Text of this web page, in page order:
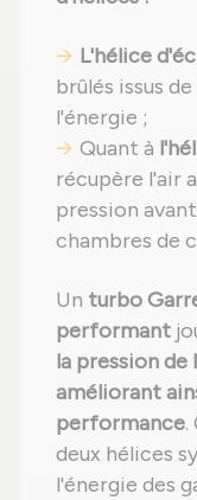
L'hélice
brûlés issus
l'énergie ;
Quant à
récupère l'air
pression
chambres de
Un turbo
performant
la pression de
améliorant
performance.
deux hélices
l'énergie des